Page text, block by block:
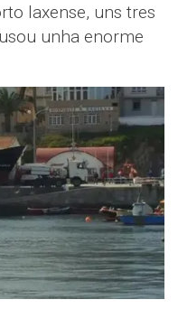
laxense, uns tres
unha enorme